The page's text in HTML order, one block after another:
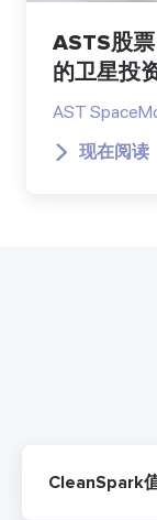
ASTS股
的卫星投
AST
现在阅读
CleanSpark